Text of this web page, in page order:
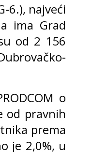
6.), najveći
ima Grad
od 2 156
o
od pravnih
prema
je 2,0%, u